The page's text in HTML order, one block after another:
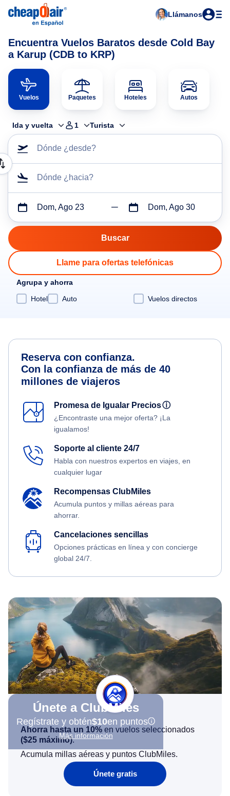
Llámanos
Encuentra Vuelos Baratos desde Cold Bay
a Karup (CDB to KRP)
Vuelos Paquetes Hoteles Autos
Ida y vuelta 1 Turista
Dónde ¿desde?
Dónde ¿hacia?
Dom, Ago 23 Dom, Ago 30
Llame para ofertas telefónicas
Agrupa y ahorra
Hotel
Auto Vuelos directos
Reserva con confianza.
Con la confianza de más de 40
millones de viajeros
Promesa de Igualar Preciosⓘ
¿Encontraste una mejor oferta? ¡La
igualamos!
Soporte al cliente 24/7
Habla con nuestros expertos en viajes, en
cualquier lugar
Recompensas ClubMiles
Acumula puntos y millas aéreas para
ahorrar.
Cancelaciones sencillas
Opciones prácticas en línea y con concierge
global 24/7.
Únete a ClubMiles
Regístrate y obtén$10en puntos
Más información
Ahorra hasta un 10% en vuelos seleccionados
($25 máximo).
Acumula millas aéreas y puntos ClubMiles.
Únete gratis